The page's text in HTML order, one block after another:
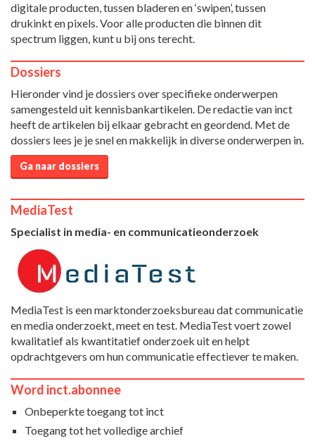
digitale producten, tussen bladeren en ‘swipen’, tussen
drukinkt en pixels. Voor alle producten die binnen dit
spectrum liggen, kunt u bij ons terecht.
Dossiers
Hieronder vind je dossiers over specifieke onderwerpen
samengesteld uit kennisbankartikelen. De redactie van inct
heeft de artikelen bij elkaar gebracht en geordend. Met de
dossiers lees je je snel en makkelijk in diverse onderwerpen in.
Ga naar dossiers
MediaTest
Specialist in media- en communicatieonderzoek
MediaTest is een marktonderzoeksbureau dat communicatie
en media onderzoekt, meet en test. MediaTest voert zowel
kwalitatief als kwantitatief onderzoek uit en helpt
opdrachtgevers om hun communicatie effectiever te maken.
Word inct.abonnee
Onbeperkte toegang tot inct
Toegang tot het volledige archief